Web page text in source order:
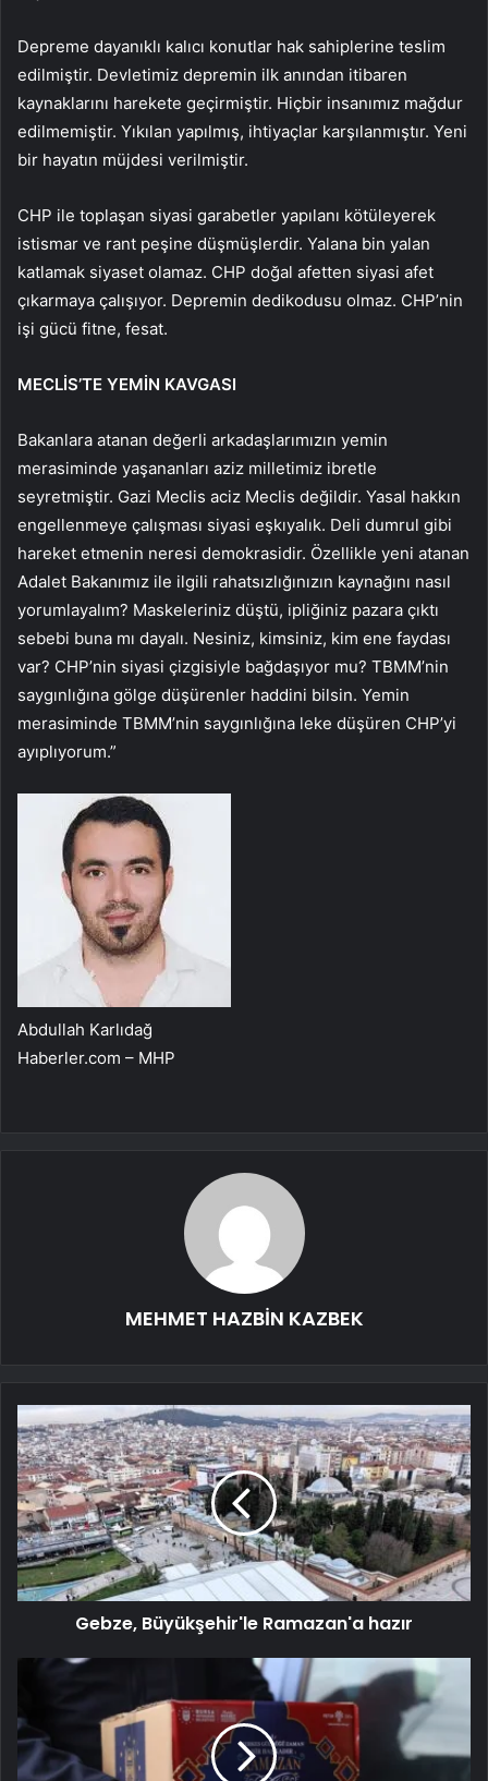
Depreme dayanıklı kalıcı konutlar hak sahiplerine teslim
edilmiştir. Devletimiz depremin ilk anından itibaren
kaynaklarını harekete geçirmiştir. Hiçbir insanımız mağdur
edilmemiştir. Yıkılan yapılmış, ihtiyaçlar karşılanmıştır. Yeni
bir hayatın müjdesi verilmiştir.
CHP ile toplaşan siyasi garabetler yapılanı kötüleyerek
istismar ve rant peşine düşmüşlerdir. Yalana bin yalan
katlamak siyaset olamaz. CHP doğal afetten siyasi afet
çıkarmaya çalışıyor. Depremin dedikodusu olmaz. CHP’nin
işi gücü fitne, fesat.
MECLİS’TE YEMİN KAVGASI
Bakanlara atanan değerli arkadaşlarımızın yemin
merasiminde yaşananları aziz milletimiz ibretle
seyretmiştir. Gazi Meclis aciz Meclis değildir. Yasal hakkın
engellenmeye çalışması siyasi eşkıyalık. Deli dumrul gibi
hareket etmenin neresi demokrasidir. Özellikle yeni atanan
Adalet Bakanımız ile ilgili rahatsızlığınızın kaynağını nasıl
yorumlayalım? Maskeleriniz düştü, ipliğiniz pazara çıktı
sebebi buna mı dayalı. Nesiniz, kimsiniz, kim ene faydası
var? CHP’nin siyasi çizgisiyle bağdaşıyor mu? TBMM’nin
saygınlığına gölge düşürenler haddini bilsin. Yemin
merasiminde TBMM’nin saygınlığına leke düşüren CHP’yi
ayıplıyorum.”
Abdullah Karlıdağ
Haberler.com – MHP
MEHMET HAZBİN KAZBEK
Gebze, Büyükşehir'le Ramazan'a hazır